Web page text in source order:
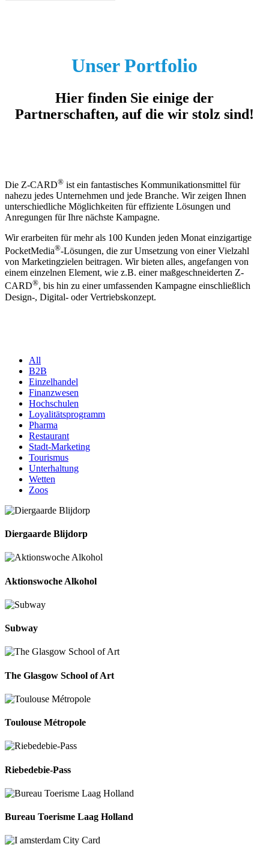
Unser Portfolio
Hier finden Sie einige der
Partnerschaften, auf die wir stolz sind!
Die Z-CARD® ist ein fantastisches Kommunikationsmittel für
nahezu jedes Unternehmen und jede Branche. Wir zeigen Ihnen
unterschiedliche Möglichkeiten für effiziente Lösungen und
Anregungen für Ihre nächste Kampagne.
Wir erarbeiten für mehr als 100 Kunden jeden Monat einzigartige
PocketMedia®-Lösungen, die zur Umsetzung von einer Vielzahl
von Marketingzielen beitragen. Wir bieten alles, angefangen von
einem einzelnen Element, wie z.B. einer maßgeschneiderten Z-
CARD®, bis hin zu einer umfassenden Kampagne einschließlich
Design-, Digital- oder Vertriebskonzept.
All
B2B
Einzelhandel
Finanzwesen
Hochschulen
Loyalitätsprogramm
Pharma
Restaurant
Stadt-Marketing
Tourismus
Unterhaltung
Wetten
Zoos
Diergaarde Blijdorp
Aktionswoche Alkohol
Subway
The Glasgow School of Art
Toulouse Métropole
Riebedebie-Pass
Bureau Toerisme Laag Holland